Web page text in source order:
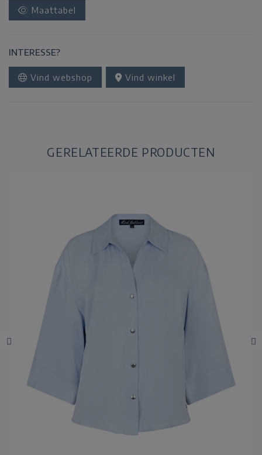
Maattabel
INTERESSE?
Vind webshop Vind winkel
GERELATEERDE PRODUCTEN